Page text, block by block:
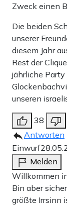
Zweck einen
Die beiden
unserer
diesem Jahr
Rest der
jährliche Party
unseren
38
Antworten
Einwurf
Melden
Willkommen
Bin aber
größte Irrsinn